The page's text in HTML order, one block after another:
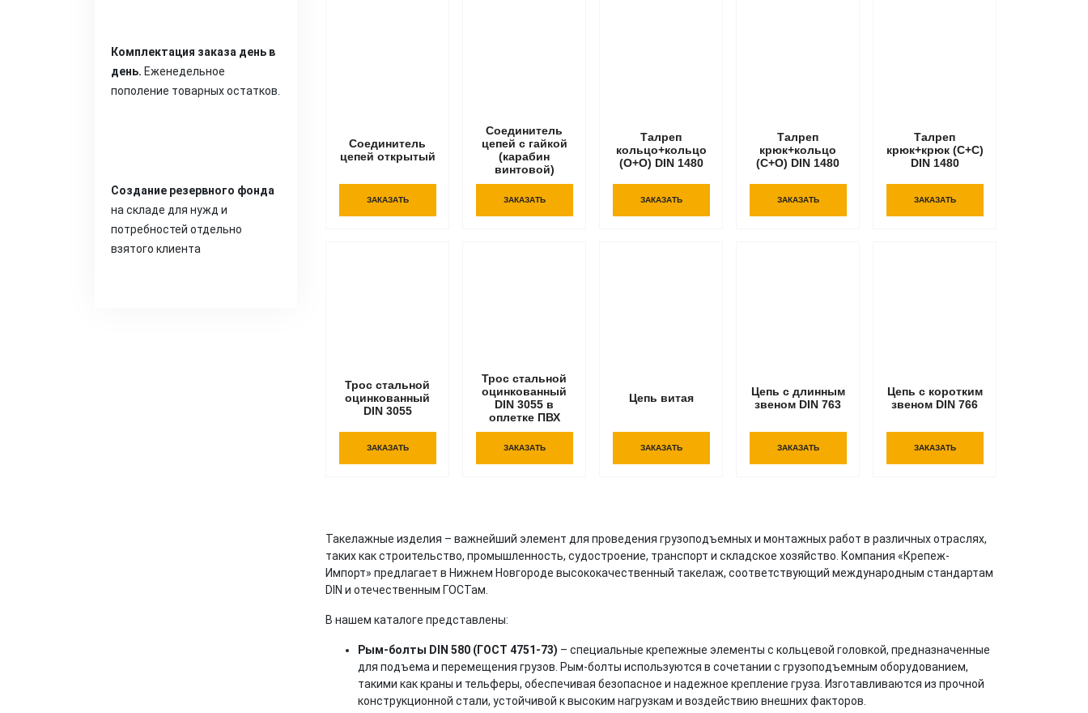
Комплектация заказа день в
день. Еженедельное
пополение товарных остатков.
Создание резервного фонда
на складе для нужд и
потребностей отдельно
взятого клиента
Соединитель
цепей открытый
ЗАКАЗАТЬ
Соединитель
цепей с гайкой
(карабин
винтовой)
ЗАКАЗАТЬ
Талреп
кольцо+кольцо
(О+О) DIN 1480
ЗАКАЗАТЬ
Талреп
крюк+кольцо
(С+О) DIN 1480
ЗАКАЗАТЬ
Талреп
крюк+крюк (С+С)
DIN 1480
ЗАКАЗАТЬ
Трос стальной
оцинкованный
DIN 3055
ЗАКАЗАТЬ
Трос стальной
оцинкованный
DIN 3055 в
оплетке ПВХ
ЗАКАЗАТЬ
Цепь витая
ЗАКАЗАТЬ
Цепь с длинным
звеном DIN 763
ЗАКАЗАТЬ
Цепь с коротким
звеном DIN 766
ЗАКАЗАТЬ
Такелажные изделия – важнейший элемент для проведения грузоподъемных и монтажных работ в различных отраслях,
таких как строительство, промышленность, судостроение, транспорт и складское хозяйство. Компания «Крепеж-
Импорт» предлагает в Нижнем Новгороде высококачественный такелаж, соответствующий международным стандартам
DIN и отечественным ГОСТам.
В нашем каталоге представлены:
Рым-болты DIN 580 (ГОСТ 4751-73) – специальные крепежные элементы с кольцевой головкой, предназначенные
для подъема и перемещения грузов. Рым-болты используются в сочетании с грузоподъемным оборудованием,
такими как краны и тельферы, обеспечивая безопасное и надежное крепление груза. Изготавливаются из прочной
конструкционной стали, устойчивой к высоким нагрузкам и воздействию внешних факторов.